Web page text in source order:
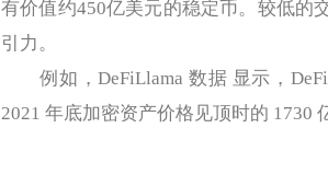
有价值约450亿美元的稳定币。较低的
引力。
例如，DeFiLlama 数据 显示，DeFi
2021 年底加密资产价格见顶时的 1730